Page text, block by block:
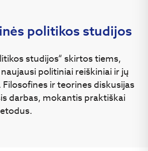
politikos studijos
studijos“ skirtos tiems,
politiniai reiškiniai ir jų
ir teorines diskusijas
darbas, mokantis praktiškai